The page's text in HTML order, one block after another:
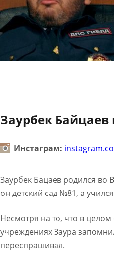
Заурбек Байцаев
Инстаграм:
Заурбек Бацаев родился во
он детский сад №81, а
Несмотря на то, что в
учреждениях Заура
переспрашивал.